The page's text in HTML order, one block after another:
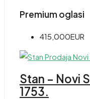
Premium oglasi
415,000EUR
Stan – Novi
1753.